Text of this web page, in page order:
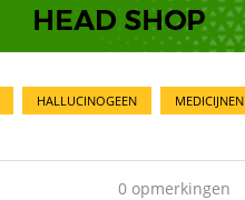
HALLUCINOGEEN MEDICIJNEN
0 opmerkingen